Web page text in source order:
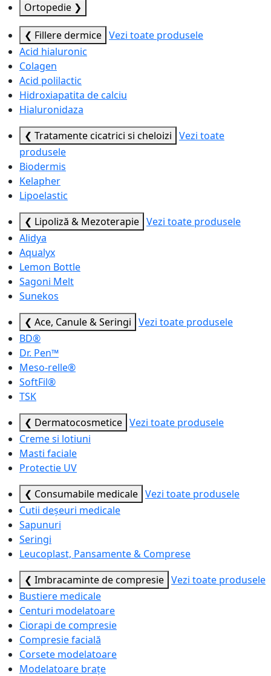
Ortopedie ❯
❮ Fillere dermice Vezi toate produsele
Acid hialuronic
Colagen
Acid polilactic
Hidroxiapatita de calciu
Hialuronidaza
❮ Tratamente cicatrici si cheloizi Vezi toate
produsele
Biodermis
Kelapher
Lipoelastic
❮ Lipoliză & Mezoterapie Vezi toate produsele
Alidya
Aqualyx
Lemon Bottle
Sagoni Melt
Sunekos
❮ Ace, Canule & Seringi Vezi toate produsele
BD®
Dr. Pen™
Meso-relle®
SoftFil®
TSK
❮ Dermatocosmetice Vezi toate produsele
Creme si lotiuni
Masti faciale
Protectie UV
❮ Consumabile medicale Vezi toate produsele
Cutii deșeuri medicale
Sapunuri
Seringi
Leucoplast, Pansamente & Comprese
❮ Imbracaminte de compresie Vezi toate produsele
Bustiere medicale
Centuri modelatoare
Ciorapi de compresie
Compresie facială
Corsete modelatoare
Modelatoare brațe